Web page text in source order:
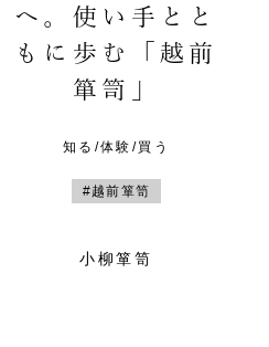
へ。使い手とと
もに歩む「越前
箪笥」
知る/体験/買う
#越前箪笥
小柳箪笥